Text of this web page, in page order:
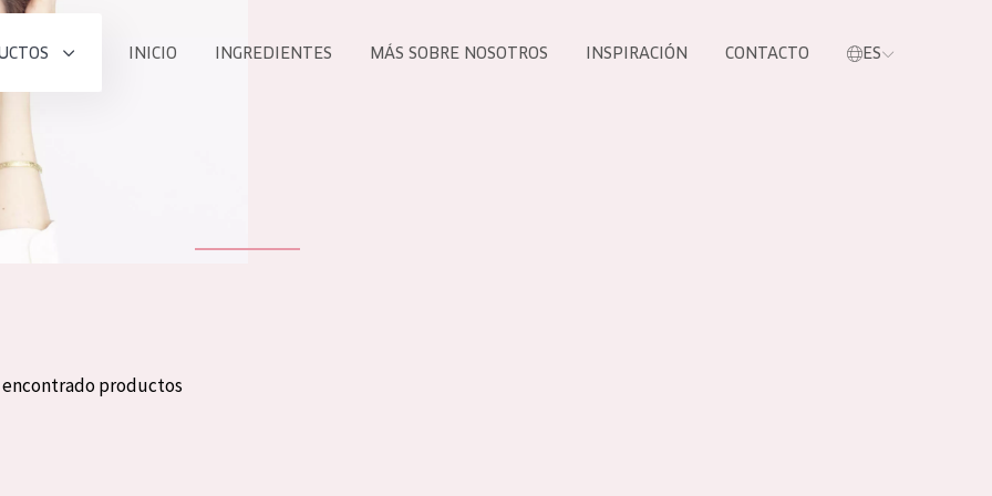
INICIO INGREDIENTES MÁS SOBRE NOSOTROS INSPIRACIÓN CONTACTO ES
encontrado productos